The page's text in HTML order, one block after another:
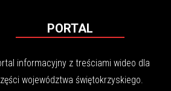
PORTAL
informacyjny z treściami wideo dla
województwa świętokrzyskiego.